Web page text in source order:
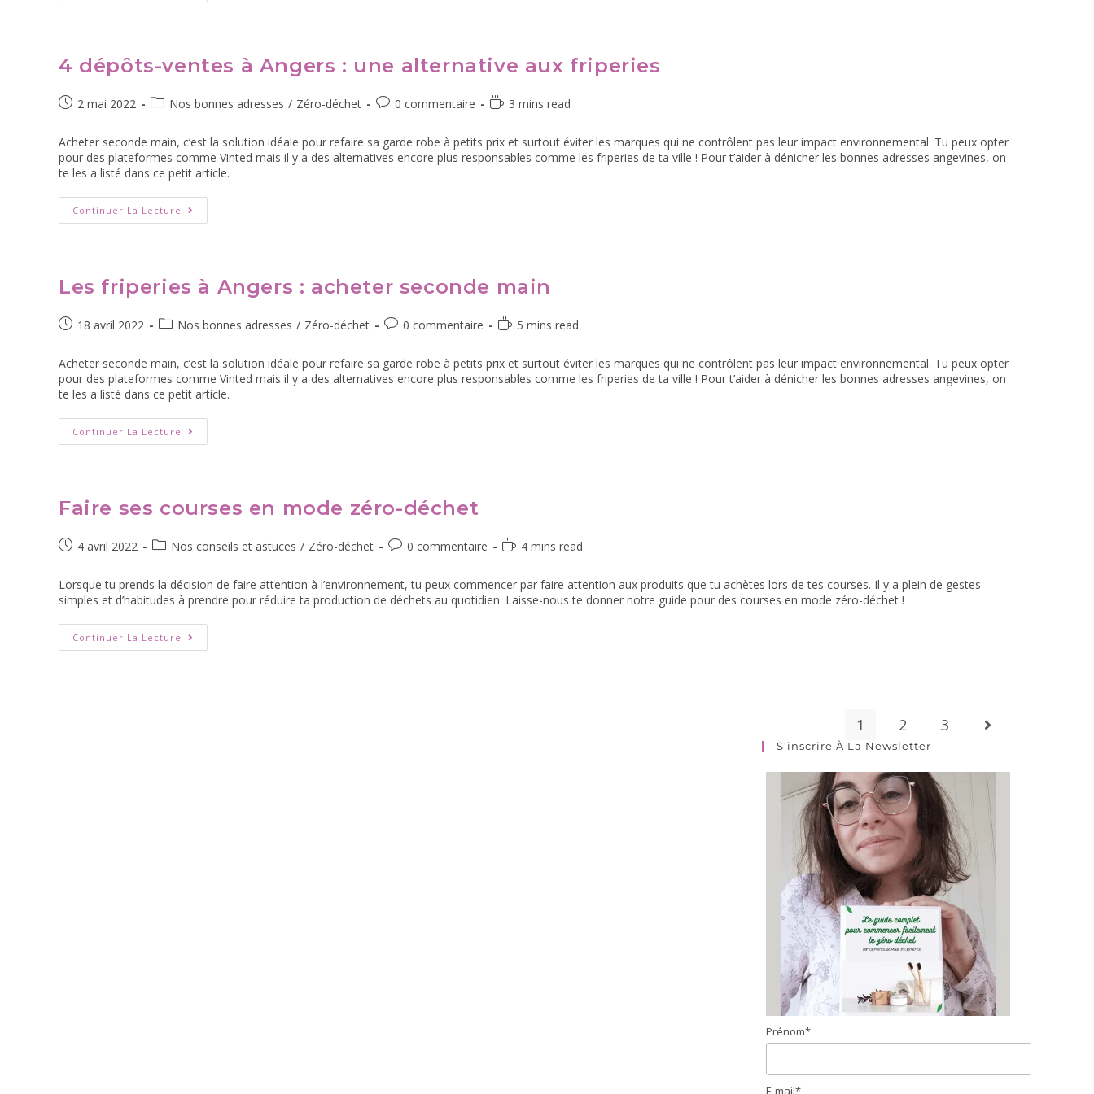
4 dépôts-ventes à Angers : une alternative aux friperies
2 mai 2022 Nos bonnes adresses / Zéro-déchet 0 commentaire 3 mins read
Acheter seconde main, c’est la solution idéale pour refaire sa garde robe à petits prix et surtout éviter les marques qui ne contrôlent pas leur impact environnemental. Tu peux opter
pour des plateformes comme Vinted mais il y a des alternatives encore plus responsables comme les friperies de ta ville ! Pour t’aider à dénicher les bonnes adresses angevines, on
te les a listé dans ce petit article.
Continuer La Lecture
Les friperies à Angers : acheter seconde main
18 avril 2022 Nos bonnes adresses / Zéro-déchet 0 commentaire 5 mins read
Acheter seconde main, c’est la solution idéale pour refaire sa garde robe à petits prix et surtout éviter les marques qui ne contrôlent pas leur impact environnemental. Tu peux opter
pour des plateformes comme Vinted mais il y a des alternatives encore plus responsables comme les friperies de ta ville ! Pour t’aider à dénicher les bonnes adresses angevines, on
te les a listé dans ce petit article.
Continuer La Lecture
Faire ses courses en mode zéro-déchet
4 avril 2022 Nos conseils et astuces / Zéro-déchet 0 commentaire 4 mins read
Lorsque tu prends la décision de faire attention à l’environnement, tu peux commencer par faire attention aux produits que tu achètes lors de tes courses. Il y a plein de gestes
simples et d’habitudes à prendre pour réduire ta production de déchets au quotidien. Laisse-nous te donner notre guide pour des courses en mode zéro-déchet !
Continuer La Lecture
1 2 3
S'inscrire À La Newsletter
Prénom*
E-mail*